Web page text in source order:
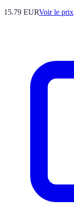
15.79 EURVoir le prix